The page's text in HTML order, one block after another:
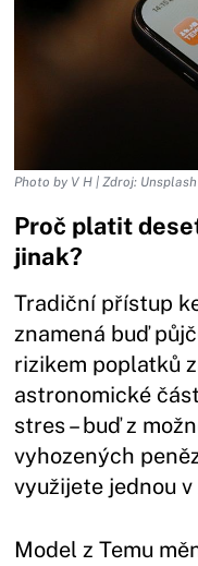
Photo by V H | Zdroj: Unsplash
Proč platit
jinak?
Tradiční přístup
znamená buď
rizikem poplatků
astronomické
stres – buď z
vyhozených
využijete jednou v
Model z Temu